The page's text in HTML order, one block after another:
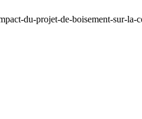
du-projet-de-boisement-sur-la-